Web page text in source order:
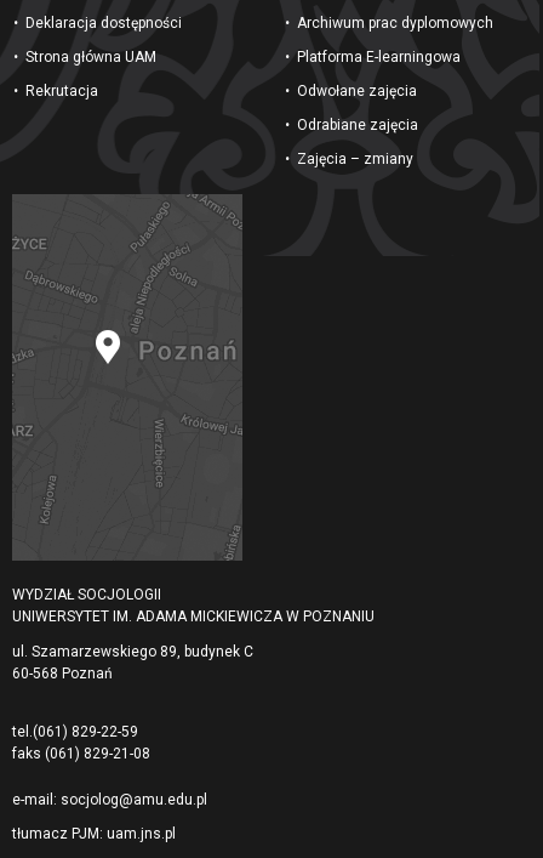
Deklaracja dostępności
Strona główna UAM
Rekrutacja
Archiwum prac dyplomowych
Platforma E-learningowa
Odwołane zajęcia
Odrabiane zajęcia
Zajęcia – zmiany
WYDZIAŁ SOCJOLOGII
UNIWERSYTET IM. ADAMA MICKIEWICZA W POZNANIU
ul. Szamarzewskiego 89, budynek C
60-568 Poznań
tel.(061) 829-22-59
faks (061) 829-21-08
e-mail: socjolog@amu.edu.pl
tłumacz PJM: uam.jns.pl